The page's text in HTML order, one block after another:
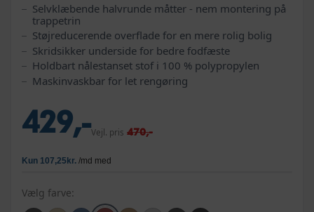
Selvklæbende halvrunde måtter - nem montering på
trappetrin
Støjreducerende overflade for en mere rolig bolig
Skridsikker underside for bedre fodfæste
Holdbart nålestanset stof i 100 % polypropylen
Maskinvaskbar for let rengøring
429,-Vejl. pris 470,-
Vælg farve: